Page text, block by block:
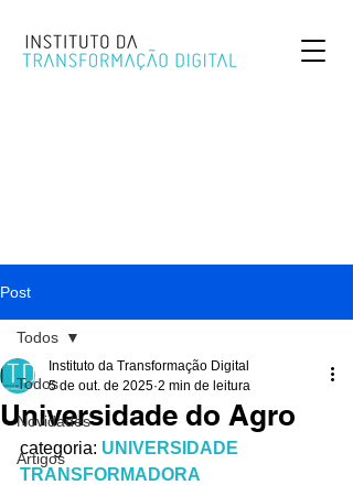
Post
Todos
Novidades
Artigos
Todos
Universidade do Agro
Instituto da Transformação Digital
5 de out. de 2025 2 min de leitura
categoria: UNIVERSIDADE
TRANSFORMADORA